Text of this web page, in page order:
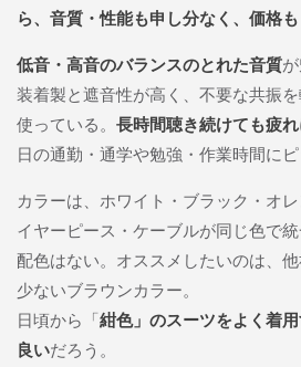
ら、音質・性能も申し分なく、価格
低音・高音のバランスのとれた音質が
装着製と遮音性が高く、不要な共振
使っている。 長時間聴き続けても疲
日の通勤・通学や勉強・作業時間にピ
カラーは、ホワイト・ブラック・オレ
イヤーピース・ケーブルが同じ色で
配色はない。オススメしたいのは、
少ないブラウンカラー。
日頃から「紺色」のスーツをよく着
良いだろう。